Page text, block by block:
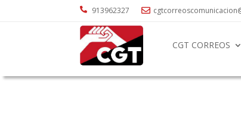
 913962327 
CGT CORREOS